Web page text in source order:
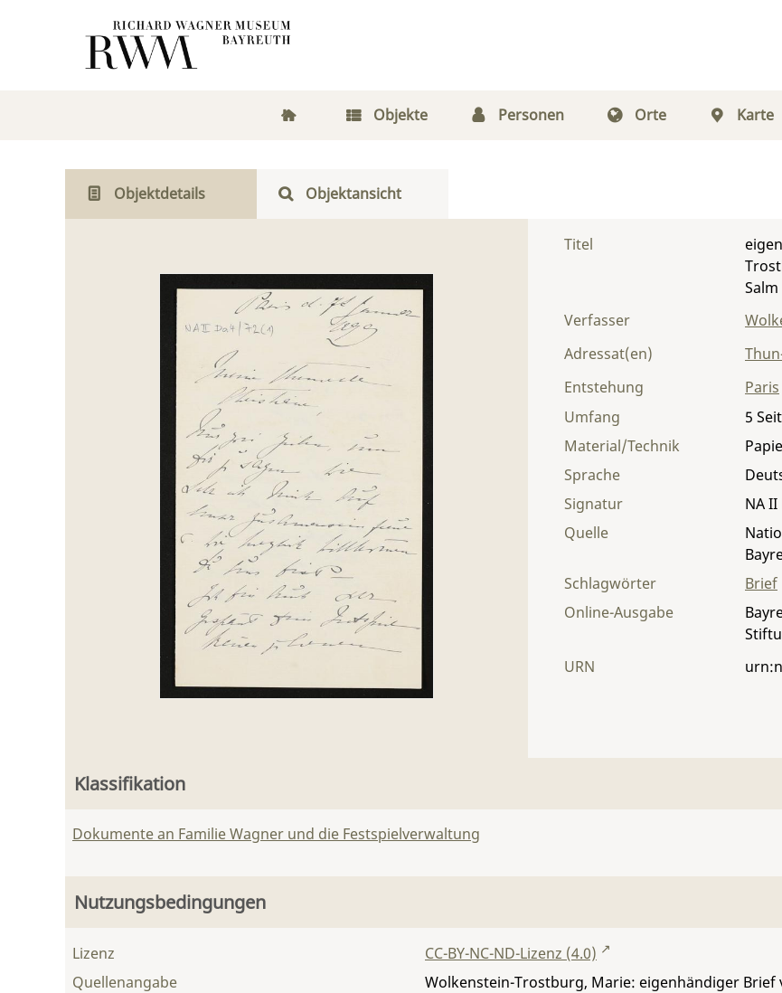
Objekte Personen Orte Karte
Objektdetails Objektansicht
Titel
Salm
Verfasser
Adressat(en)
Entstehung
Paris
Umfang
5
Material/Technik
Sprache
Signatur
NA II
Quelle
Schlagwörter
Brief
Online-Ausgabe
URN
Klassifikation
Dokumente an Familie Wagner und die Festspielverwaltung
Nutzungsbedingungen
Lizenz
CC-BY-NC-ND-Lizenz (4.0)
Quellenangabe
Wolkenstein-Trostburg, Marie: eigenhändiger